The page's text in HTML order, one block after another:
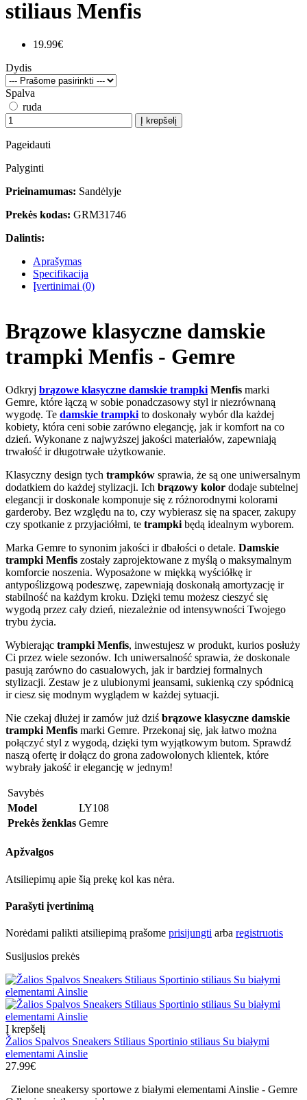
stiliaus Menfis
19.99€
Dydis
Spalva
ruda
Į krepšelį
Pageidauti
Palyginti
Prieinamumas: Sandėlyje
Prekės kodas: GRM31746
Dalintis:
Aprašymas
Specifikacija
Įvertinimai (0)
Brązowe klasyczne damskie
trampki Menfis - Gemre
Odkryj brązowe klasyczne damskie trampki Menfis marki
Gemre, które łączą w sobie ponadczasowy styl ir niezrównaną
wygodę. Te damskie trampki to doskonały wybór dla każdej
kobiety, która ceni sobie zarówno elegancję, jak ir komfort na co
dzień. Wykonane z najwyższej jakości materiałów, zapewniają
trwałość ir długotrwałe użytkowanie.
Klasyczny design tych trampków sprawia, że są one uniwersalnym
dodatkiem do każdej stylizacji. Ich brązowy kolor dodaje subtelnej
elegancji ir doskonale komponuje się z różnorodnymi kolorami
garderoby. Bez względu na to, czy wybierasz się na spacer, zakupy
czy spotkanie z przyjaciółmi, te trampki będą idealnym wyborem.
Marka Gemre to synonim jakości ir dbałości o detale. Damskie
trampki Menfis zostały zaprojektowane z myślą o maksymalnym
komforcie noszenia. Wyposażone w miękką wyściółkę ir
antypoślizgową podeszwę, zapewniają doskonałą amortyzację ir
stabilność na każdym kroku. Dzięki temu możesz cieszyć się
wygodą przez cały dzień, niezależnie od intensywności Twojego
trybu życia.
Wybierając trampki Menfis, inwestujesz w produkt, kurios posłuży
Ci przez wiele sezonów. Ich uniwersalność sprawia, że doskonale
pasują zarówno do casualowych, jak ir bardziej formalnych
stylizacji. Zestaw je z ulubionymi jeansami, sukienką czy spódnicą
ir ciesz się modnym wyglądem w każdej sytuacji.
Nie czekaj dłużej ir zamów już dziś brązowe klasyczne damskie
trampki Menfis marki Gemre. Przekonaj się, jak łatwo można
połączyć styl z wygodą, dzięki tym wyjątkowym butom. Sprawdź
naszą ofertę ir dołącz do grona zadowolonych klientek, które
wybrały jakość ir elegancję w jednym!
Savybės
Model
LY108
Prekės ženklas Gemre
Apžvalgos
Atsiliepimų apie šią prekę kol kas nėra.
Parašyti įvertinimą
Norėdami palikti atsiliepimą prašome prisijungti arba registruotis
Susijusios prekės
Į krepšelį
Žalios Spalvos Sneakers Stiliaus Sportinio stiliaus Su białymi
elementami Ainslie
27.99€
Zielone sneakersy sportowe z białymi elementami Ainslie - Gemre